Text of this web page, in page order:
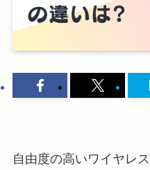
自由度の高いワイヤレ